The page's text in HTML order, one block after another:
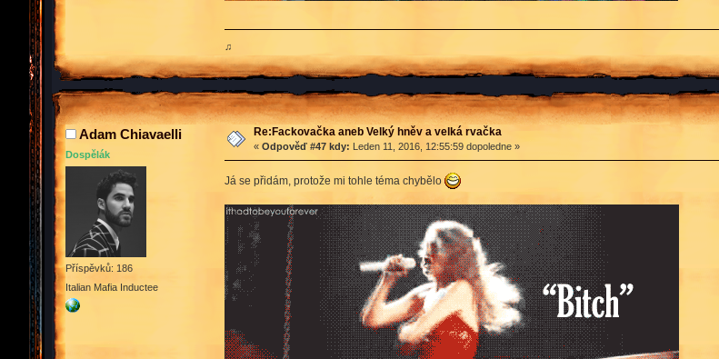
♫
Adam Chiavaelli
Dospělák
Příspěvků: 186
Italian Mafia Inductee
Re:Fackovačka aneb Velký hněv a velká rvačka
« Odpověď #47 kdy: Leden 11, 2016, 12:55:59 dopoledne »
Já se přidám, protože mi tohle téma chybělo